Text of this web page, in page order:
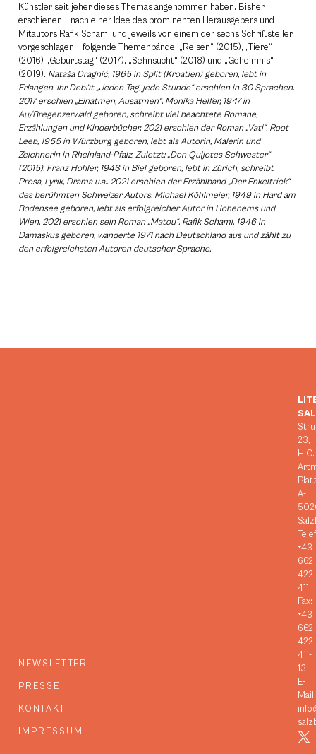
Künstler seit jeher dieses Themas angenommen haben. Bisher
erschienen – nach einer Idee des prominenten Herausgebers und
Mitautors Rafik Schami und jeweils von einem der sechs Schriftsteller
vorgeschlagen – folgende Themenbände: „Reisen“ (2015), „Tiere“
(2016) „Geburtstag“ (2017), „Sehnsucht“ (2018) und „Geheimnis“
(2019). Nataša Dragnić, 1965 in Split (Kroatien) geboren, lebt in
Erlangen. Ihr Debüt „Jeden Tag, jede Stunde“ erschien in 30 Sprachen.
2017 erschien „Einatmen, Ausatmen“. Monika Helfer, 1947 in
Au/Bregenzerwald geboren, schreibt viel beachtete Romane,
Erzählungen und Kinderbücher. 2021 erschien der Roman „Vati“. Root
Leeb, 1955 in Würzburg geboren, lebt als Autorin, Malerin und
Zeichnerin in Rheinland-Pfalz. Zuletzt: „Don Quijotes Schwester“
(2015). Franz Hohler, 1943 in Biel geboren, lebt in Zürich, schreibt
Prosa, Lyrik, Drama u.a.. 2021 erschien der Erzählband „Der Enkeltrick“
des berühmten Schweizer Autors. Michael Köhlmeier, 1949 in Hard am
Bodensee geboren, lebt als erfolgreicher Autor in Hohenems und
Wien. 2021 erschien sein Roman „Matou“. Rafik Schami, 1946 in
Damaskus geboren, wanderte 1971 nach Deutschland aus und zählt zu
den erfolgreichsten Autoren deutscher Sprache.
NEWSLETTER
PRESSE
KONTAKT
IMPRESSUM
23,
H.C.
A-
+43
662
422
411
Fax:
+43
662
422
411-
13
E-
Mail: